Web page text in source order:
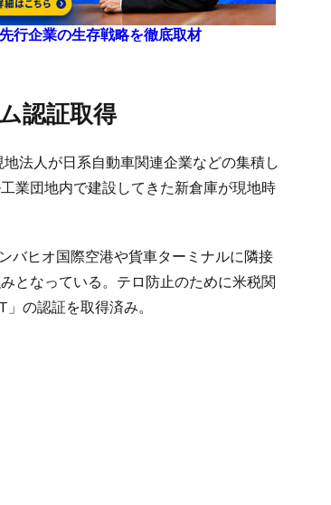
行企業の生存戦略を徹底取材
認証取得
法人が日系自動車関連企業などの集積し
業団地内で建設してきた新倉庫が現地時
バヒオ国際空港や貨車ターミナルに隣接
となっている。テロ防止のために米税関
の認証を取得済み。